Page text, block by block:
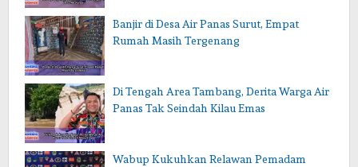
Banjir di Desa Air Panas Surut, Empat
Rumah Masih Tergenang
Di Tengah Area Tambang, Derita Warga Air
Panas Tak Seindah Kilau Emas
Wabup Kukuhkan Relawan Pemadam